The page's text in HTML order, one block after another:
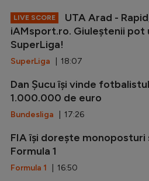
LIVE SCORE
UTA Arad -
iAMsport.ro. Giuleștenii pot
SuperLiga!
SuperLiga | 18:07
Dan Șucu își vinde
1.000.000 de euro
Bundesliga | 17:26
FIA își dorește monoposturi
Formula 1
Formula 1 | 16:50